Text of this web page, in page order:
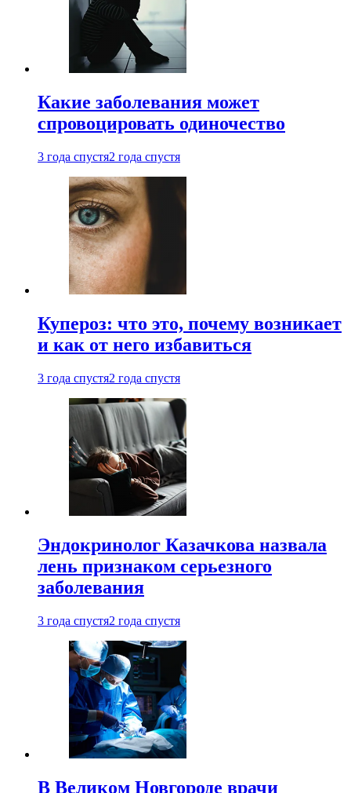
Какие заболевания может
спровоцировать одиночество
3 года спустя2 года спустя
Купероз: что это, почему возникает
и как от него избавиться
3 года спустя2 года спустя
Эндокринолог Казачкова назвала
лень признаком серьезного
заболевания
3 года спустя2 года спустя
В Великом Новгороде врачи